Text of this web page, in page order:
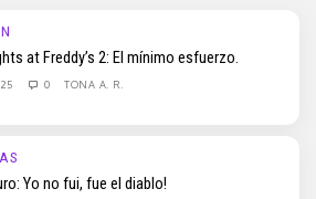
at Freddy’s 2: El mínimo esfuerzo.
0 TONA A. R.
Yo no fui, fue el diablo!